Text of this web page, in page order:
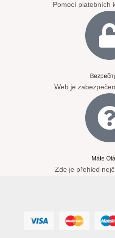
Pomocí platebních
Web je
Máte
Zde je přehled